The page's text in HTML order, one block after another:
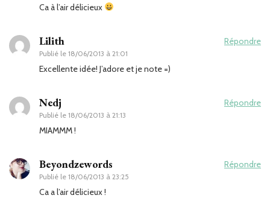
Ca à l’air délicieux
Lilith
Publié le 18/06/2013 à 21:01
Répondre
Excellente idée! J’adore et je note =)
Nedj
Publié le 18/06/2013 à 21:13
Répondre
MIAMMM !
Beyondzewords
Publié le 18/06/2013 à 23:25
Répondre
Ca a l’air délicieux !